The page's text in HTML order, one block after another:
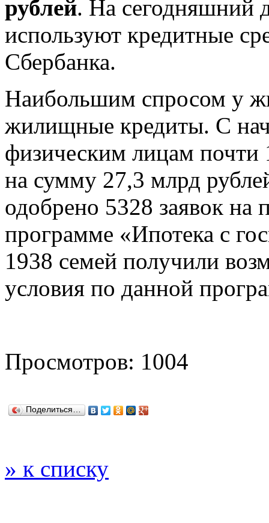
рублей. На сегодняшний
используют кредитные
Сбербанка.
Наибольшим спросом у
жилищные кредиты. С
физическим лицам почти
на сумму 27,3 млрд
одобрено 5328 заявок на
программе «Ипотека с
1938 семей получили
условия по данной
Просмотров: 1004
Поделиться…
» к списку